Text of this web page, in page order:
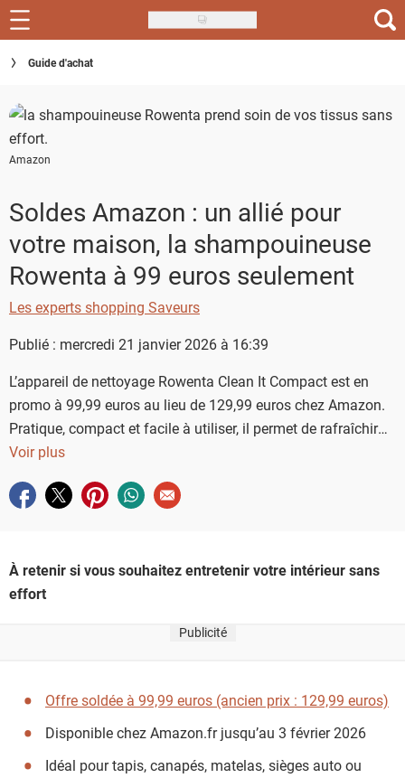
Skip
to
main
Recettes
Inspirations
Conseils
Actus
Téléchargez l'app Saveurs Recettes
Guide d'achat
Guide d'achat
Amazon
Soldes Amazon : un allié pour
votre maison, la shampouineuse
Rowenta à 99 euros seulement
Les experts shopping Saveurs
Publié : mercredi 21 janvier 2026 à 16:39
L’appareil de nettoyage Rowenta Clean It Compact est en
promo à 99,99 euros au lieu de 129,99 euros chez Amazon.
Pratique, compact et facile à utiliser, il permet de rafraîchir
tous les tissus de la maison en un clin d’œil.
Voir plus
Partager sur facebook
Partager sur twitter
Partager sur pinterest
Partager sur whatsapp
Envoyer à un ami
À retenir si vous souhaitez entretenir votre intérieur sans
effort
Publicité
Offre soldée à 99,99 euros (ancien prix : 129,99 euros)
Disponible chez Amazon.fr jusqu’au 3 février 2026
Idéal pour tapis, canapés, matelas, sièges auto ou